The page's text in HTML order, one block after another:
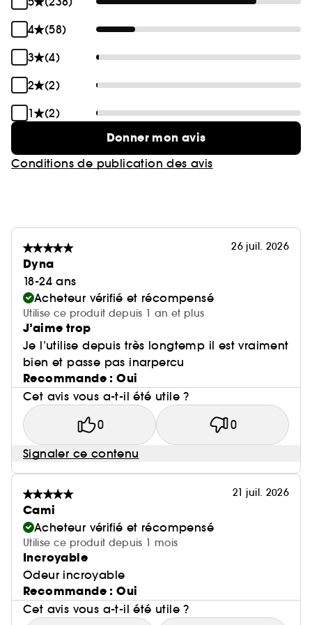
4
(58)
3
(4)
2
(2)
1
(2)
Donner mon avis
Conditions de publication des avis
26 juil. 2026
Dyna
18-24 ans
Acheteur vérifié et récompensé
Utilise ce produit depuis 1 an et plus
J’aime trop
Je l’utilise depuis très longtemp il est vraiment
bien et passe pas inarpercu
Recommande : Oui
Cet avis vous a-t-il été utile ?
0 0
Signaler ce contenu
21 juil. 2026
Cami
Acheteur vérifié et récompensé
Utilise ce produit depuis 1 mois
Incroyable
Odeur incroyable
Recommande : Oui
Cet avis vous a-t-il été utile ?